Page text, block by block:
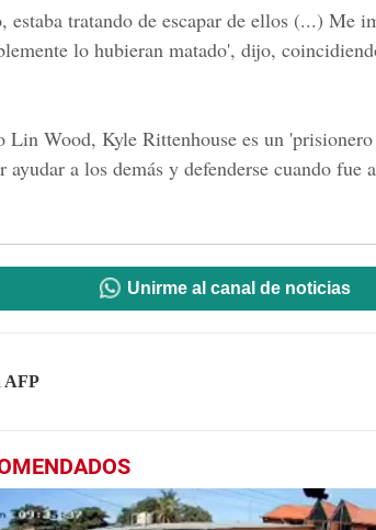
estaba tratando de escapar de ellos (...) Me
lo hubieran matado', dijo,
Lin Wood, Kyle Rittenhouse es un
ayudar a los demás y defenderse cuando fue
Unirme al canal de noticias
AFP